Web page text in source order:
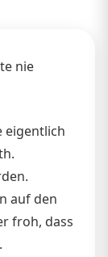
nie
eigentlich
auf den
froh, dass